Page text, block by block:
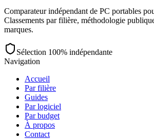
Comparateur indépendant de PC portables
Classements par filière, méthodologie
marques.
Sélection 100% indépendante
Navigation
Accueil
Par filière
Guides
Par logiciel
Par budget
À propos
Contact